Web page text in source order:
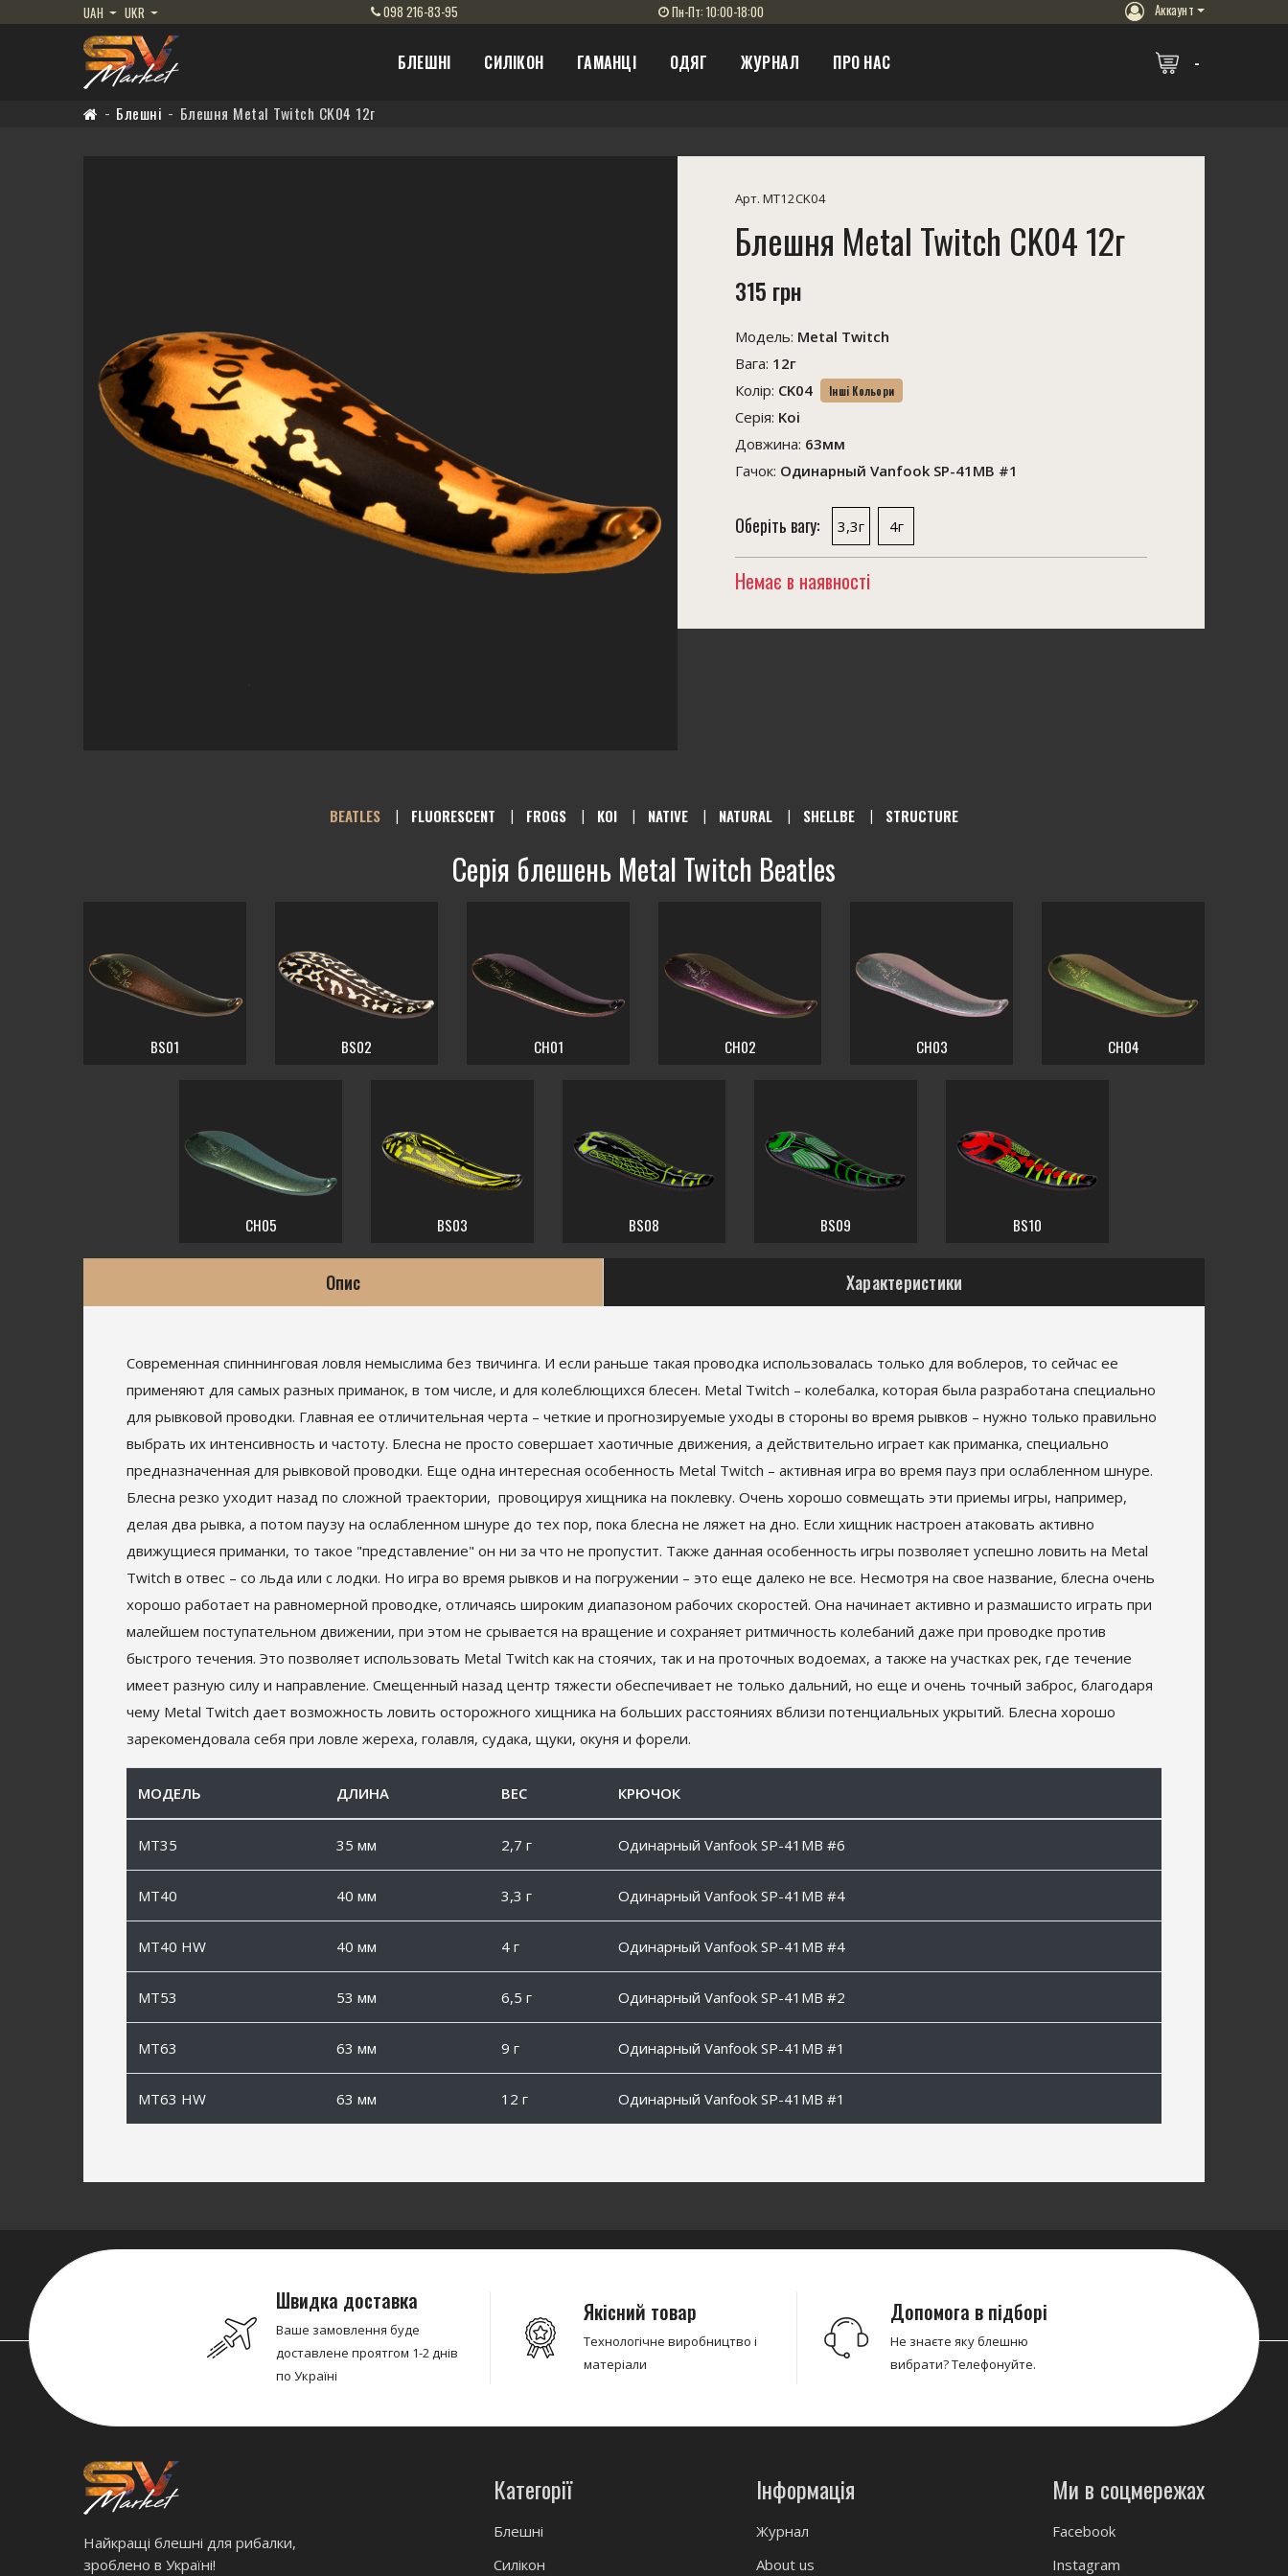
UAH UKR 098 216-83-95 Пн-Пт: 10:00-18:00 Аккаунт
БЛЕШНІ СИЛІКОН ГАМАНЦІ ОДЯГ ЖУРНАЛ ПРО НАС
Блешні Блешня Metal Twitch CK04 12г
Арт. MT12CK04
Блешня Metal Twitch CK04 12г
315 грн
Модель: Metal Twitch
Вага: 12г
Колір: CK04 Інші Кольори
Серія: Koi
Довжина: 63мм
Гачок: Одинарный Vanfook SP-41MB #1
Оберіть вагу: 3,3г 4г
Немає в наявності
BEATLES FLUORESCENT FROGS KOI NATIVE NATURAL SHELLBE STRUCTURE
Серія блешень Metal Twitch Beatles
BS01 BS02 CH01 CH02 CH03 CH04
CH05 BS03 BS08 BS09 BS10
Опис Характеристики
Современная спиннинговая ловля немыслима без твичинга. И если раньше такая проводка использовалась только для воблеров, то сейчас ее
применяют для самых разных приманок, в том числе, и для колеблющихся блесен. Metal Twitch – колебалка, которая была разработана специально
для рывковой проводки. Главная ее отличительная черта – четкие и прогнозируемые уходы в стороны во время рывков – нужно только правильно
выбрать их интенсивность и частоту. Блесна не просто совершает хаотичные движения, а действительно играет как приманка, специально
предназначенная для рывковой проводки. Еще одна интересная особенность Metal Twitch – активная игра во время пауз при ослабленном шнуре.
Блесна резко уходит назад по сложной траектории, провоцируя хищника на поклевку. Очень хорошо совмещать эти приемы игры, например,
делая два рывка, а потом паузу на ослабленном шнуре до тех пор, пока блесна не ляжет на дно. Если хищник настроен атаковать активно
движущиеся приманки, то такое "представление" он ни за что не пропустит. Также данная особенность игры позволяет успешно ловить на Metal
Twitch в отвес – со льда или с лодки. Но игра во время рывков и на погружении – это еще далеко не все. Несмотря на свое название, блесна очень
хорошо работает на равномерной проводке, отличаясь широким диапазоном рабочих скоростей. Она начинает активно и размашисто играть при
малейшем поступательном движении, при этом не срывается на вращение и сохраняет ритмичность колебаний даже при проводке против
быстрого течения. Это позволяет использовать Metal Twitch как на стоячих, так и на проточных водоемах, а также на участках рек, где течение
имеет разную силу и направление. Смещенный назад центр тяжести обеспечивает не только дальний, но еще и очень точный заброс, благодаря
чему Metal Twitch дает возможность ловить осторожного хищника на больших расстояниях вблизи потенциальных укрытий. Блесна хорошо
зарекомендовала себя при ловле жереха, голавля, судака, щуки, окуня и форели.
МОДЕЛЬ ДЛИНА ВЕС КРЮЧОК
MT35 35 мм 2,7 г Одинарный Vanfook SP-41MB #6
MT40 40 мм 3,3 г Одинарный Vanfook SP-41MB #4
MT40 HW 40 мм 4 г Одинарный Vanfook SP-41MB #4
MT53 53 мм 6,5 г Одинарный Vanfook SP-41MB #2
MT63 63 мм 9 г Одинарный Vanfook SP-41MB #1
MT63 HW 63 мм 12 г Одинарный Vanfook SP-41MB #1
Швидка доставка
Ваше замовлення буде
доставлене проятгом 1-2 днів
по Україні
Якісний товар
Технологічне виробництво і
матеріали
Допомога в підборі
Не знаєте яку блешню
вибрати? Телефонуйте.
Найкращі блешні для рибалки,
зроблено в Україні!
Категорії
Блешні
Силікон
Інформація
Журнал
About us
Ми в соцмережах
Facebook
Instagram